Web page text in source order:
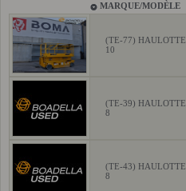
MARQUE/MODÈLE
(TE-77)
10
(TE-39)
8
(TE-43)
8